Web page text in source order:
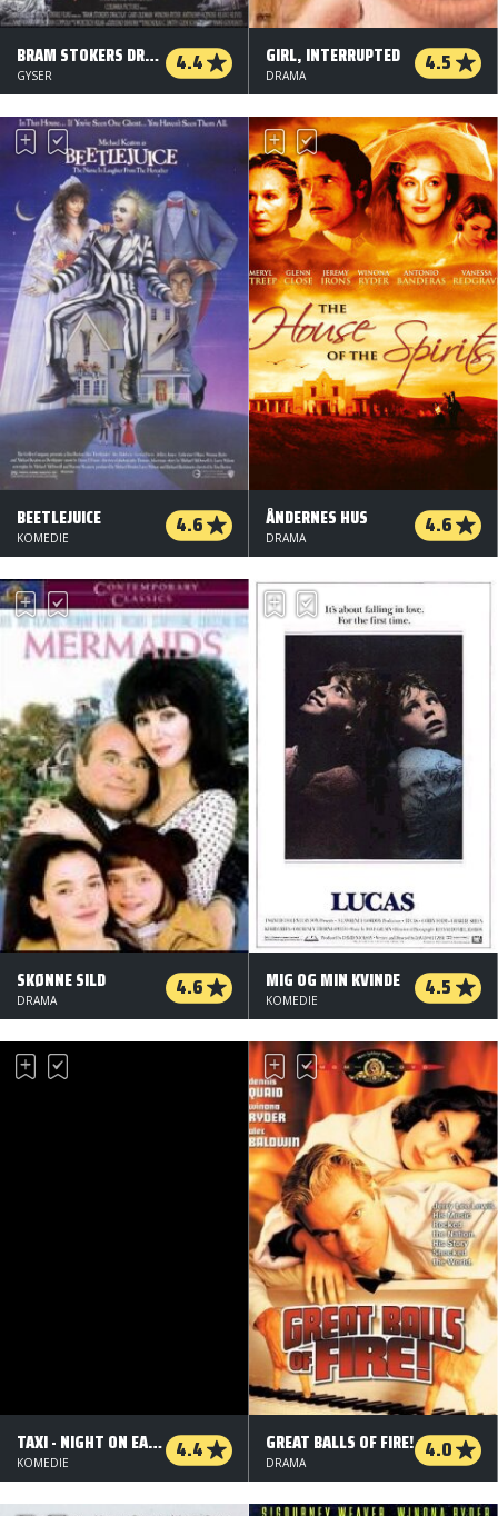
BRAM STOKERS DRACULA 4.4
GYSER
GIRL, INTERRUPTED 4.5
DRAMA
BEETLEJUICE 4.6
KOMEDIE
ÅNDERNES HUS 4.6
DRAMA
SKØNNE SILD 4.6
DRAMA
MIG OG MIN KVINDE 4.5
KOMEDIE
TAXI - NIGHT ON EARTH 4.4
KOMEDIE
GREAT BALLS OF FIRE! 4.0
DRAMA